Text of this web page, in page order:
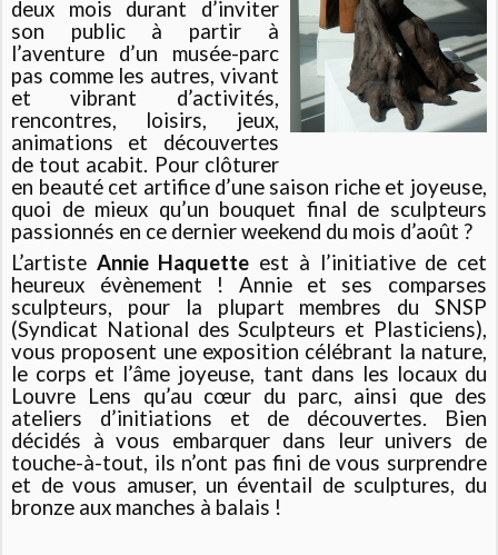
deux mois durant d’inviter
son public à partir à
l’aventure d’un musée-parc
pas comme les autres, vivant
et vibrant d’activités,
rencontres, loisirs, jeux,
animations et découvertes
de tout acabit. Pour clôturer
en beauté cet artifice d’une saison riche et joyeuse,
quoi de mieux qu’un bouquet final de sculpteurs
passionnés en ce dernier weekend du mois d’août ?
L’artiste Annie Haquette est à l’initiative de cet
heureux évènement ! Annie et ses comparses
sculpteurs, pour la plupart membres du SNSP
(Syndicat National des Sculpteurs et Plasticiens),
vous proposent une exposition célébrant la nature,
le corps et l’âme joyeuse, tant dans les locaux du
Louvre Lens qu’au cœur du parc, ainsi que des
ateliers d’initiations et de découvertes. Bien
décidés à vous embarquer dans leur univers de
touche-à-tout, ils n’ont pas fini de vous surprendre
et de vous amuser, un éventail de sculptures, du
bronze aux manches à balais !